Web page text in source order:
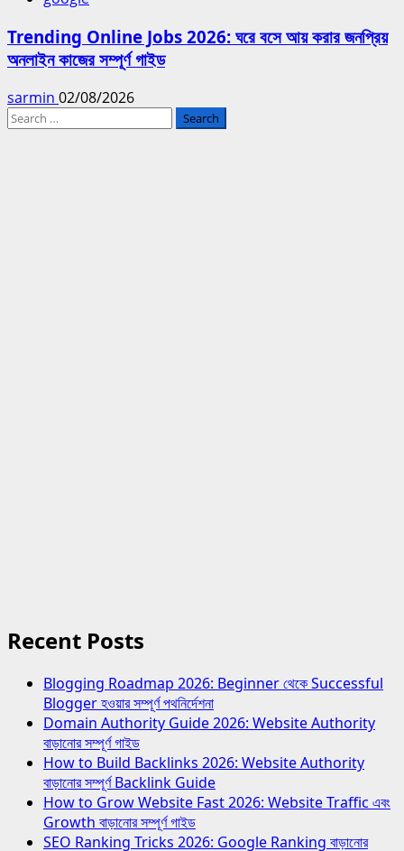
Trending Online Jobs 2026: ঘরে বসে আয় করার জনপ্রিয়
অনলাইন কাজের সম্পূর্ণ গাইড
sarmin 02/08/2026
Search
Recent Posts
Blogging Roadmap 2026: Beginner থেকে Successful
Blogger হওয়ার সম্পূর্ণ পথনির্দেশনা
Domain Authority Guide 2026: Website Authority
বাড়ানোর সম্পূর্ণ গাইড
How to Build Backlinks 2026: Website Authority
বাড়ানোর সম্পূর্ণ Backlink Guide
How to Grow Website Fast 2026: Website Traffic এবং
Growth বাড়ানোর সম্পূর্ণ গাইড
SEO Ranking Tricks 2026: Google Ranking বাড়ানোর